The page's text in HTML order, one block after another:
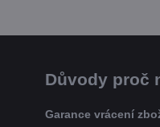
Důvody proč
Garance vrácení